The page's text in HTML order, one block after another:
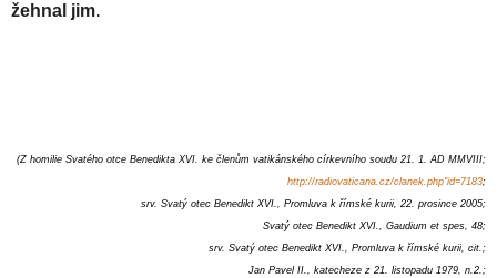
žehnal jim.
(Z homilie Svatého otce Benedikta XVI. ke členům vatikánského církevního soudu 21. 1. AD MMVIII;
http://radiovaticana.cz/clanek.php"id=7183;
srv. Svatý otec Benedikt XVI., Promluva k římské kurii, 22. prosince 2005;
Svatý otec Benedikt XVI., Gaudium et spes, 48;
srv. Svatý otec Benedikt XVI., Promluva k římské kurii, cit.;
Jan Pavel II., katecheze z 21. listopadu 1979, n.2.;